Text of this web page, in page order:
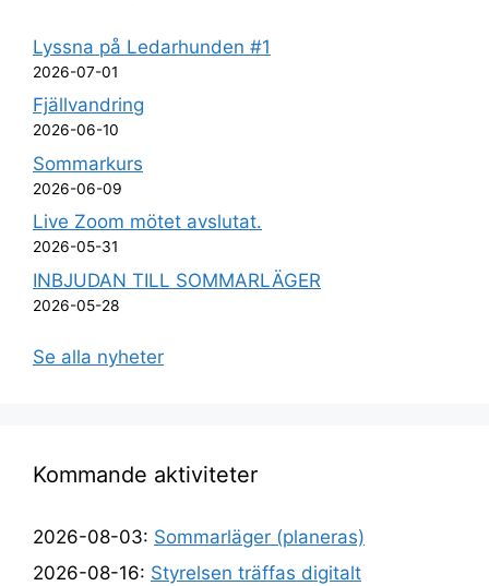
Lyssna på Ledarhunden #1
2026-07-01
Fjällvandring
2026-06-10
Sommarkurs
2026-06-09
Live Zoom mötet avslutat.
2026-05-31
INBJUDAN TILL SOMMARLÄGER
2026-05-28
Se alla nyheter
Kommande aktiviteter
2026-08-03: Sommarläger (planeras)
2026-08-16: Styrelsen träffas digitalt